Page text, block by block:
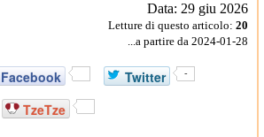
Data: 29 giu 2026
Letture di questo articolo: 20
...a partire da 2024-01-28
Facebook Twitter -
TzeTze